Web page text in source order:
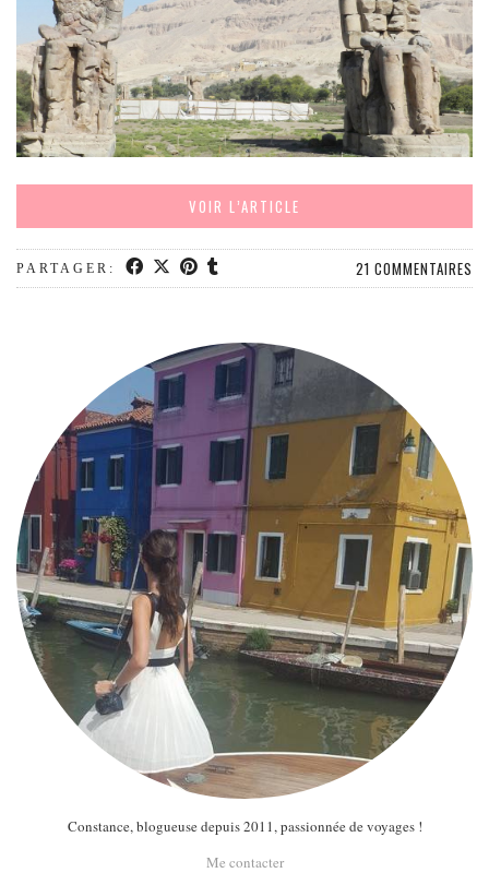
GRÈCE
HONGRIE
ITALIE
PAYS BAS
RÉPUBLIQUE TCHÈQUE
ARTICLES PRATIQUES
YOGA
AUTRES CATÉGORIES
BEAUTÉ
DIVERSES BOX
DIY
LIFESTYLE
ME CONTACTER
A PROPOS
PARUTIONS ET PARTENARIATS
VOIR L’ARTICLE
PARTAGER: 21 COMMENTAIRES
Constance, blogueuse depuis 2011, passionnée de voyages !
Me contacter